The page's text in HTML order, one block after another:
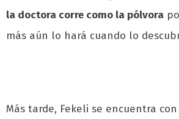
la doctora corre como la pólvora
más aún lo hará cuando lo
Más tarde, Fekeli se encuentra con